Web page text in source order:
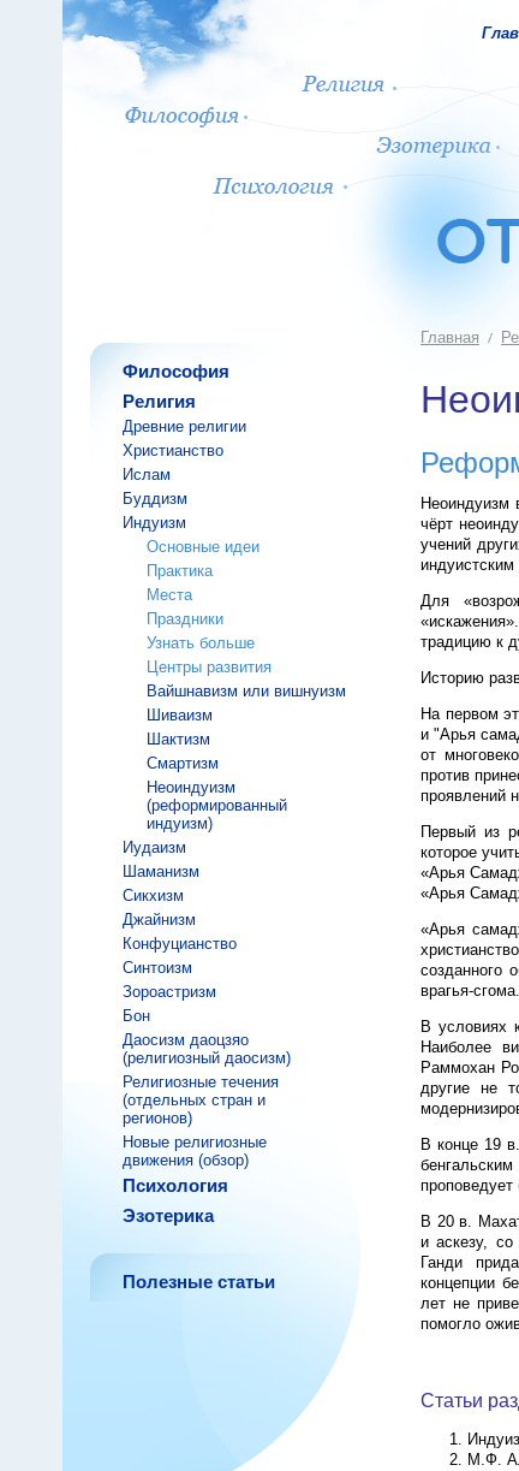
Философия
Религия
Древние религии
Христианство
Ислам
Буддизм
Индуизм
Основные идеи
Практика
Места
Праздники
Узнать больше
Центры развития
Вайшнавизм или вишнуизм
Шиваизм
Шактизм
Смартизм
Неоиндуизм
(реформированный
индуизм)
Иудаизм
Шаманизм
Сикхизм
Джайнизм
Конфуцианство
Синтоизм
Зороастризм
Бон
Даосизм даоцзяо
(религиозный даосизм)
Религиозные течения
(отдельных стран и
регионов)
Новые религиозные
движения (обзор)
Психология
Эзотерика
Полезные статьи
Главная
Неоиндуизм
чёрт
учений
Для
традицию к
Историю
На первом
и "Арья
от
против
проявлений
Первый из
которое
«Арья
«Арья
«Арья
созданного
врагья-сгома.
В условиях
Наиболее
Раммохан
другие не
В конце 19
В 20 в.
и аскезу,
Ганди
концепции
лет не
помогло
Статьи
М.Ф.